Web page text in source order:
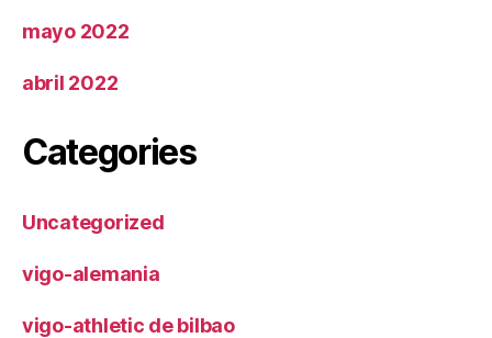
mayo 2022
abril 2022
Categories
Uncategorized
vigo-alemania
vigo-athletic de bilbao